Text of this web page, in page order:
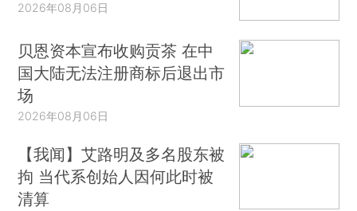
2026年08月06日
贝恩资本宣布收购贡茶 在中
国大陆无法注册商标后退出市
场
2026年08月06日
【我闻】艾路明及多名股东被
拘 当代系创始人因何此时被
清算